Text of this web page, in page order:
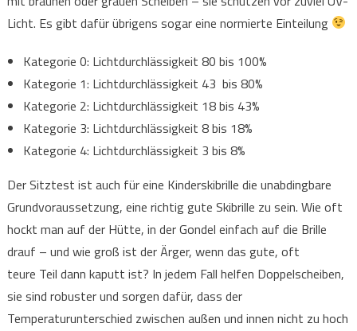
Licht. Es gibt dafür übrigens sogar eine normierte Einteilung
Kategorie 0: Lichtdurchlässigkeit 80 bis 100%
Kategorie 1: Lichtdurchlässigkeit 43 bis 80%
Kategorie 2: Lichtdurchlässigkeit 18 bis 43%
Kategorie 3: Lichtdurchlässigkeit 8 bis 18%
Kategorie 4: Lichtdurchlässigkeit 3 bis 8%
Der Sitztest ist auch für eine Kinderskibrille die unabdingbare
Grundvoraussetzung, eine richtig gute Skibrille zu sein. Wie oft
hockt man auf der Hütte, in der Gondel einfach auf die Brille
drauf – und wie groß ist der Ärger, wenn das gute, oft
teure Teil dann kaputt ist? In jedem Fall helfen Doppelscheiben,
sie sind robuster und sorgen dafür, dass der
Temperaturunterschied zwischen außen und innen nicht zu hoch